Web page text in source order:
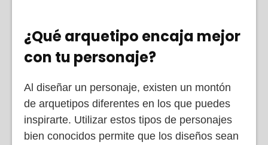
¿Qué arquetipo encaja mejor
con tu personaje?
Al diseñar un personaje, existen un montón
de arquetipos diferentes en los que puedes
inspirarte. Utilizar estos tipos de personajes
bien conocidos permite que los diseños sean